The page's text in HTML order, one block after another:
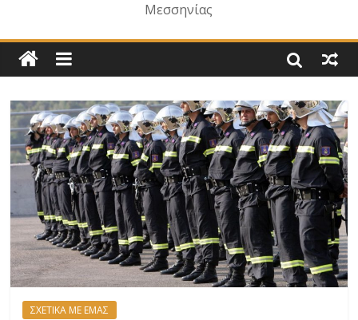
Μεσσηνίας
ΣΧΕΤΙΚΑ ΜΕ ΕΜΑΣ